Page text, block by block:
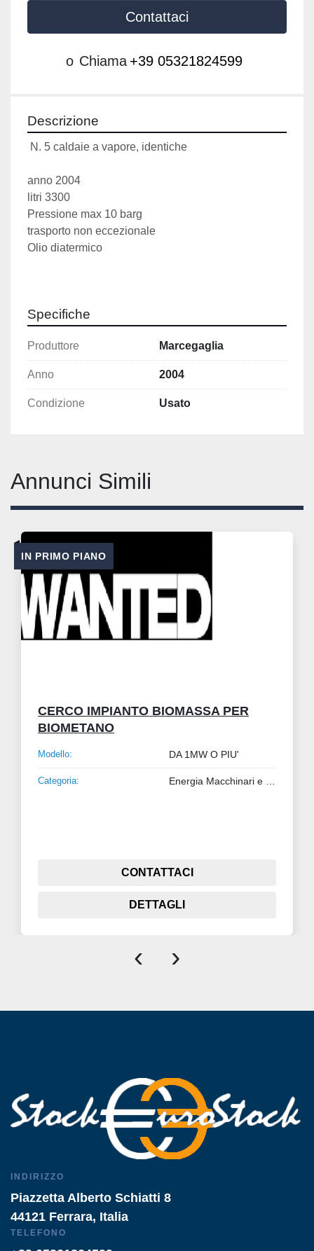
Contattaci
o Chiama +39 05321824599
Descrizione
N. 5 caldaie a vapore, identiche
anno 2004
litri 3300
Pressione max 10 barg
trasporto non eccezionale
Olio diatermico
Specifiche
Produttore Marcegaglia
Anno 2004
Condizione Usato
Annunci Simili
IN PRIMO PIANO
CERCO IMPIANTO BIOMASSA PER
BIOMETANO
Modello: DA 1MW O PIU'
Categoria:
CONTATTACI
DETTAGLI
‹ ›
INDIRIZZO
Piazzetta Alberto Schiatti 8
44121 Ferrara, Italia
TELEFONO